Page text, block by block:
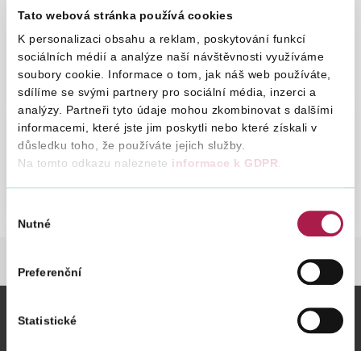
Tato webová stránka používá cookies
K personalizaci obsahu a reklam, poskytování funkcí
sociálních médií a analýze naší návštěvnosti využíváme
soubory cookie. Informace o tom, jak náš web používáte,
sdílíme se svými partnery pro sociální média, inzerci a
analýzy. Partneři tyto údaje mohou zkombinovat s dalšími
informacemi, které jste jim poskytli nebo které získali v
důsledku toho, že používáte jejich služby.
Na tomto odkazu naleznete informace k GDPR
souhlasu
Nutné
Preferenční
Statistické
včetně praktických příkladů ve vztahu k
problematice DAC6.
Doplnění častých
otázek a odpovědí k
DAC6
21. 6. 2022
k-
MEZINÁRODNÍ